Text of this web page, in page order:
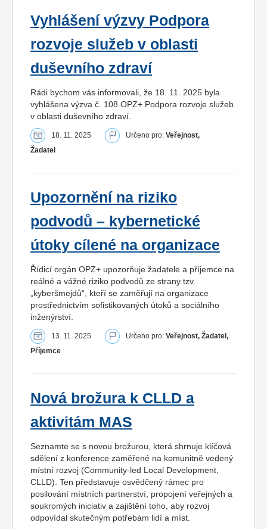
Vyhlášení výzvy Podpora
rozvoje služeb v oblasti
duševního zdraví
Rádi bychom vás informovali, že 18. 11. 2025 byla
vyhlášena výzva č. 108 OPZ+ Podpora rozvoje služeb
v oblasti duševního zdraví.
18. 11. 2025 Určeno pro: Veřejnost,
Žadatel
Upozornění na riziko
podvodů – kybernetické
útoky cílené na organizace
Řídicí orgán OPZ+ upozorňuje žadatele a příjemce na
reálné a vážné riziko podvodů ze strany tzv.
„kyberšmejdů“, kteří se zaměřují na organizace
prostřednictvím sofistikovaných útoků a sociálního
inženýrství.
13. 11. 2025 Určeno pro: Veřejnost, Žadatel,
Příjemce
Nová brožura k CLLD a
aktivitám MAS
Seznamte se s novou brožurou, která shrnuje klíčová
sdělení z konference zaměřené na komunitně vedený
místní rozvoj (Community-led Local Development,
CLLD). Ten představuje osvědčený rámec pro
posilování místních partnerství, propojení veřejných a
soukromých iniciativ a zajištění toho, aby rozvoj
odpovídal skutečným potřebám lidí a míst.